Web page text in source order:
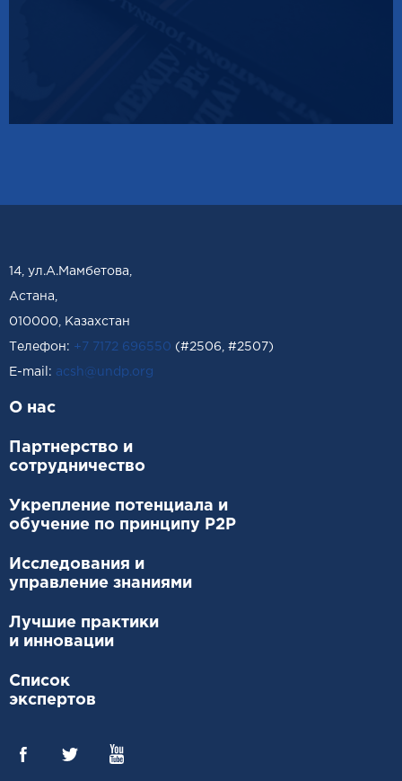
14, ул.А.Мамбетова,
Астана,
010000, Казахстан
Телефон: +7 7172 696550 (#2506, #2507)
Е-mail: acsh@undp.org
О нас
Партнерство и
сотрудничество
Укрепление потенциала и
обучение по принципу P2P
Исследования и
управление знаниями
Лучшие практики
и инновации
Список
экспертов